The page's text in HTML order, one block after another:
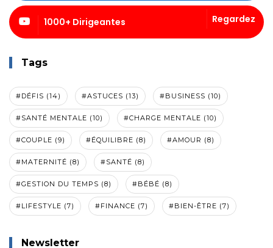
1000+ Dirigeantes Regardez
Tags
#DÉFIS (14) #ASTUCES (13) #BUSINESS (10)
#SANTÉ MENTALE (10) #CHARGE MENTALE (10)
#COUPLE (9) #ÉQUILIBRE (8) #AMOUR (8)
#MATERNITÉ (8) #SANTÉ (8)
#GESTION DU TEMPS (8) #BÉBÉ (8)
#LIFESTYLE (7) #FINANCE (7) #BIEN-ÊTRE (7)
Newsletter